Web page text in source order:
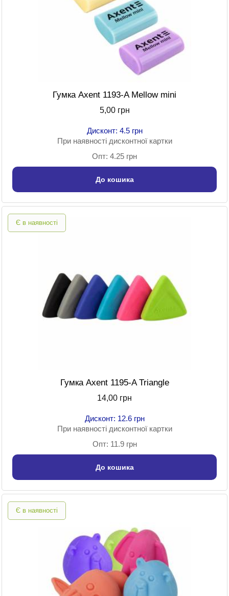
Гумка Axent 1193-A Mellow mini
5,00 грн
Дисконт: 4.5 грн
При наявності дисконтної картки
Опт: 4.25 грн
До кошика
Є в наявності
Гумка Axent 1195-A Triangle
14,00 грн
Дисконт: 12.6 грн
При наявності дисконтної картки
Опт: 11.9 грн
До кошика
Є в наявності